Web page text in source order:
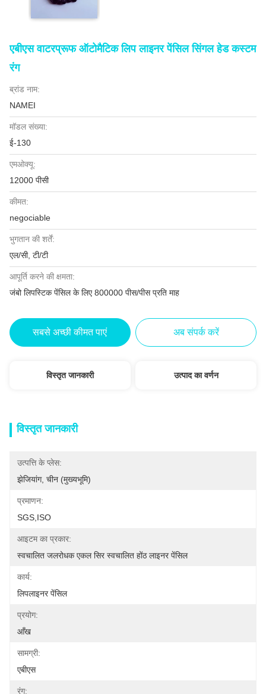
एबीएस वाटरप्रूफ ऑटोमैटिक लिप लाइनर पेंसिल सिंगल हेड कस्टम
रंग
ब्रांड नाम:
NAMEI
मॉडल संख्या:
ई-130
एमओक्यू:
12000 पीसी
कीमत:
negociable
भुगतान की शर्तें:
एल/सी, टी/टी
आपूर्ति करने की क्षमता:
जंबो लिपस्टिक पेंसिल के लिए 800000 पीस/पीस प्रति माह
सबसे अच्छी कीमत पाएं अब संपर्क करें
विस्तृत जानकारी उत्पाद का वर्णन
विस्तृत जानकारी
उत्पत्ति के प्लेस:
झेजियांग, चीन (मुख्यभूमि)
प्रमाणन:
SGS,ISO
आइटम का प्रकार:
स्वचालित जलरोधक एकल सिर स्वचालित होंठ लाइनर पेंसिल
कार्य:
लिपलाइनर पेंसिल
प्रयोग:
आँख
सामग्री:
एबीएस
रंग: